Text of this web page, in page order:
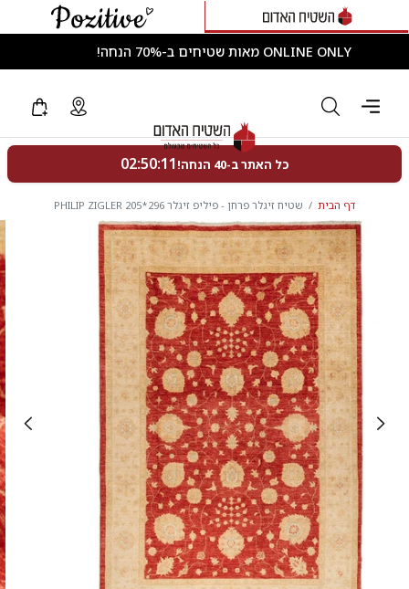
ONLINE ONLY מאות שטיחים ב-70% הנחה!
דף הבית שטיח זיגלר פרחן - פיליפ זיגלר 296*205 PHILIP ZIGLER